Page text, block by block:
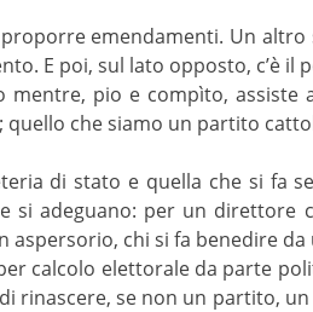
emendamenti. Un
E poi, sul lato opposto, c’è il
pio e compìto, assiste
che siamo un partito
di stato e quella che si fa
si adeguano: per un direttore
aspersorio, chi si fa benedire
calcolo elettorale da parte
rinascere, se non un partito,